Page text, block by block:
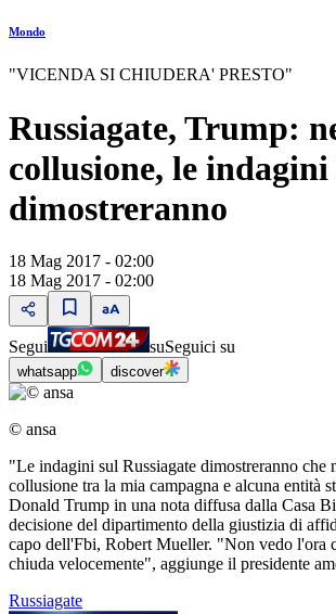
Mondo
"VICENDA SI CHIUDERA' PRESTO"
Russiagate, Trump:
collusione, le indagini
dimostreranno
18 Mag 2017 - 02:00
18 Mag 2017 - 02:00
Segui suSeguici su
whatsapp discover
© ansa
"Le indagini sul Russiagate dimostreranno che
collusione tra la mia campagna e alcuna entità
Donald Trump in una nota diffusa dalla Casa
decisione del dipartimento della giustizia di
capo dell'Fbi, Robert Mueller. "Non vedo l'ora
chiuda velocemente", aggiunge il presidente
Russiagate